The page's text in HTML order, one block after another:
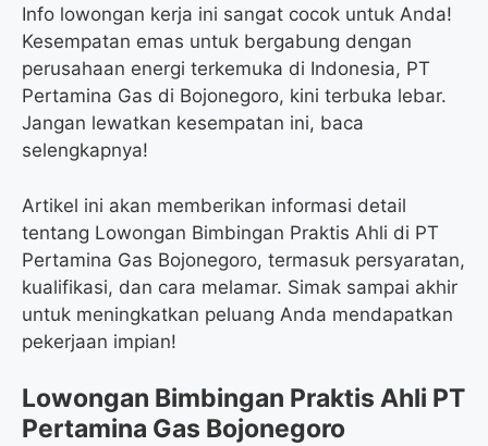
Info lowongan kerja ini sangat cocok untuk Anda!
Kesempatan emas untuk bergabung dengan
perusahaan energi terkemuka di Indonesia, PT
Pertamina Gas di Bojonegoro, kini terbuka lebar.
Jangan lewatkan kesempatan ini, baca
selengkapnya!
Artikel ini akan memberikan informasi detail
tentang Lowongan Bimbingan Praktis Ahli di PT
Pertamina Gas Bojonegoro, termasuk persyaratan,
kualifikasi, dan cara melamar. Simak sampai akhir
untuk meningkatkan peluang Anda mendapatkan
pekerjaan impian!
Lowongan Bimbingan Praktis Ahli PT
Pertamina Gas Bojonegoro